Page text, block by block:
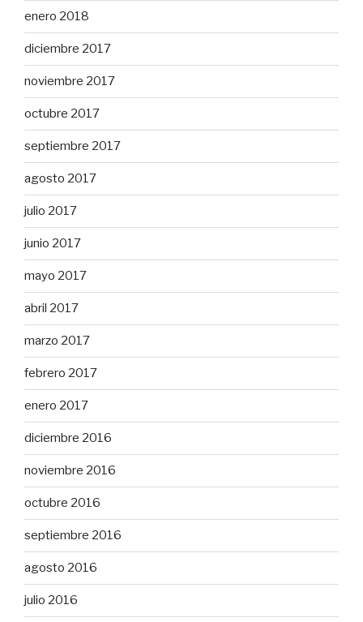
enero 2018
diciembre 2017
noviembre 2017
octubre 2017
septiembre 2017
agosto 2017
julio 2017
junio 2017
mayo 2017
abril 2017
marzo 2017
febrero 2017
enero 2017
diciembre 2016
noviembre 2016
octubre 2016
septiembre 2016
agosto 2016
julio 2016